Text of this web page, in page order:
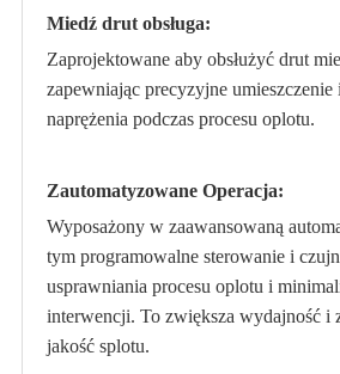
Miedź drut obsługa:
Zaprojektowane aby obsłużyć drut
zapewniając precyzyjne
naprężenia podczas procesu oplotu.
Zautomatyzowane Operacja:
Wyposażony w zaawansowaną
tym programowalne sterowanie i
usprawniania procesu oplotu i
interwencji. To zwiększa wydajność i
jakość splotu.